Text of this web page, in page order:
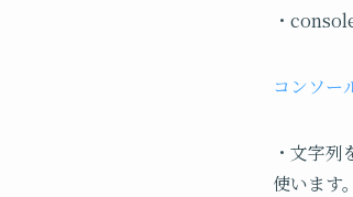
・
コンソー
・文字
使います。